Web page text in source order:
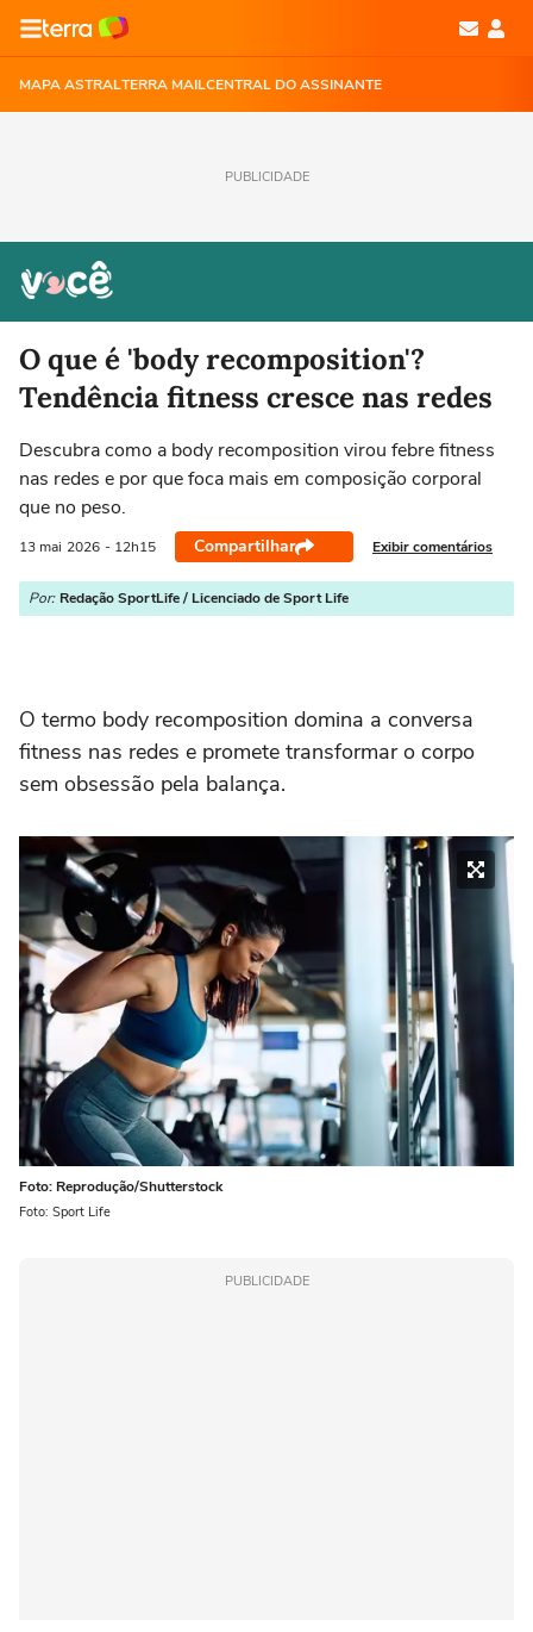
MAPA ASTRALTERRA MAILCENTRAL DO ASSINANTE
PUBLICIDADE
O que é 'body recomposition'?
Tendência fitness cresce nas redes
Descubra como a body recomposition virou febre fitness
nas redes e por que foca mais em composição corporal
que no peso.
13 mai 2026 - 12h15 Compartilhar Exibir comentários
Por: Redação SportLife / Licenciado de Sport Life
O termo body recomposition domina a conversa
fitness nas redes e promete transformar o corpo
sem obsessão pela balança.
Foto: Reprodução/Shutterstock
Foto: Sport Life
PUBLICIDADE